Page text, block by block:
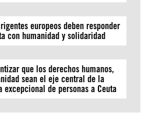
europeos deben responder
con humanidad y solidaridad
que los derechos humanos,
sean el eje central de la
excepcional de personas a Ceuta